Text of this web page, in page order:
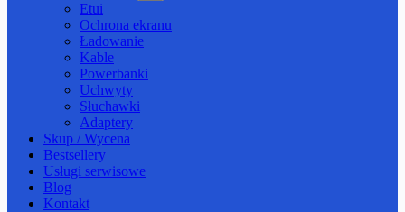
Etui
Ochrona ekranu
Ładowanie
Kable
Powerbanki
Uchwyty
Słuchawki
Adaptery
Skup / Wycena
Bestsellery
Usługi serwisowe
Blog
Kontakt